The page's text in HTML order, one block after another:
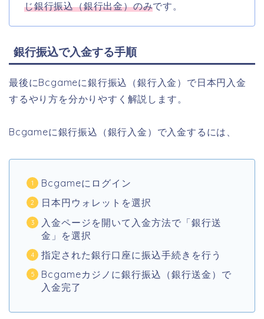
じ銀行振込（銀行出金）のみです。
銀行振込で入金する手順
最後にBcgameに銀行振込（銀行入金）で日本円入金
するやり方を分かりやすく解説します。
Bcgameに銀行振込（銀行入金）で入金するには、
Bcgameにログイン
日本円ウォレットを選択
入金ページを開いて入金方法で「銀行送
金」を選択
指定された銀行口座に振込手続きを行う
Bcgameカジノに銀行振込（銀行送金）で
入金完了